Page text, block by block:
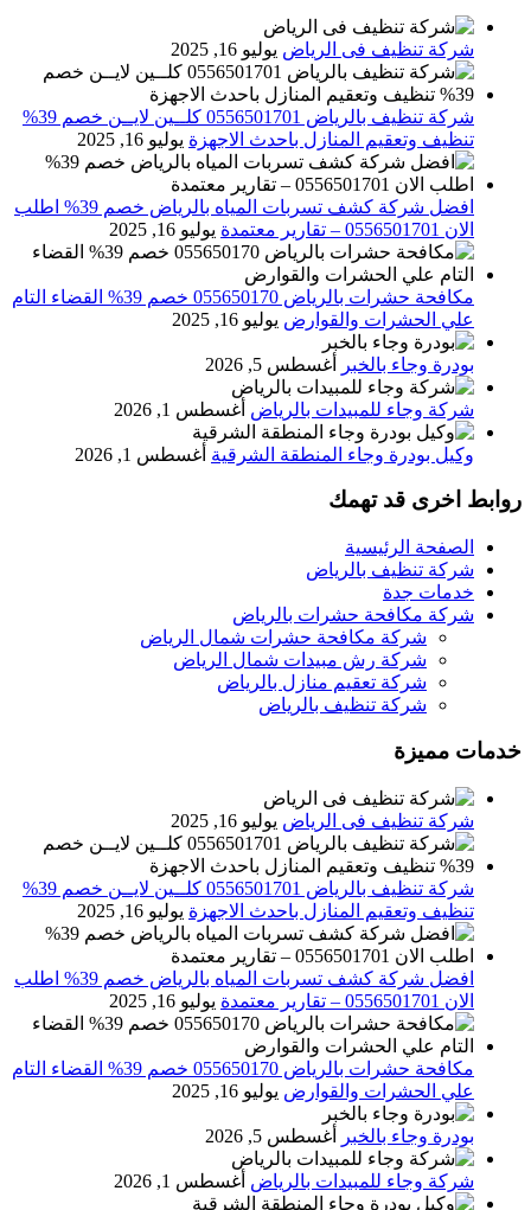
شركة تنظيف فى الرياض يوليو 16, 2025
شركة تنظيف بالرياض 0556501701 كلــين لايــن خصم 39%
تنظيف وتعقيم المنازل باحدث الاجهزة يوليو 16, 2025
افضل شركة كشف تسربات المياه بالرياض خصم 39% اطلب
الان 0556501701‬‏ – تقارير معتمدة
يوليو 16, 2025
مكافحة حشرات بالرياض 055650170 خصم 39% القضاء التام
علي الحشرات والقوارض يوليو 16, 2025
بودرة وجاء بالخبر أغسطس 5, 2026
شركة وجاء للمبيدات بالرياض أغسطس 1, 2026
وكيل بودرة وجاء المنطقة الشرقية أغسطس 1, 2026
روابط اخرى قد تهمك
الصفحة الرئيسية
شركة تنظيف بالرياض
خدمات جدة
شركة مكافحة حشرات بالرياض
شركة مكافحة حشرات شمال الرياض
شركة رش مبيدات شمال الرياض
شركة تعقيم منازل بالرياض
شركة تنظيف بالرياض
خدمات مميزة
شركة تنظيف فى الرياض يوليو 16, 2025
شركة تنظيف بالرياض 0556501701 كلــين لايــن خصم 39%
تنظيف وتعقيم المنازل باحدث الاجهزة يوليو 16, 2025
افضل شركة كشف تسربات المياه بالرياض خصم 39% اطلب
الان 0556501701‬‏ – تقارير معتمدة
يوليو 16, 2025
مكافحة حشرات بالرياض 055650170 خصم 39% القضاء التام
علي الحشرات والقوارض يوليو 16, 2025
بودرة وجاء بالخبر أغسطس 5, 2026
شركة وجاء للمبيدات بالرياض أغسطس 1, 2026